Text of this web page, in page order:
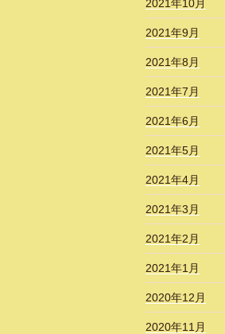
2021年10月
2021年9月
2021年8月
2021年7月
2021年6月
2021年5月
2021年4月
2021年3月
2021年2月
2021年1月
2020年12月
2020年11月